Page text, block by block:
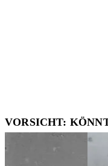
VORSICHT: